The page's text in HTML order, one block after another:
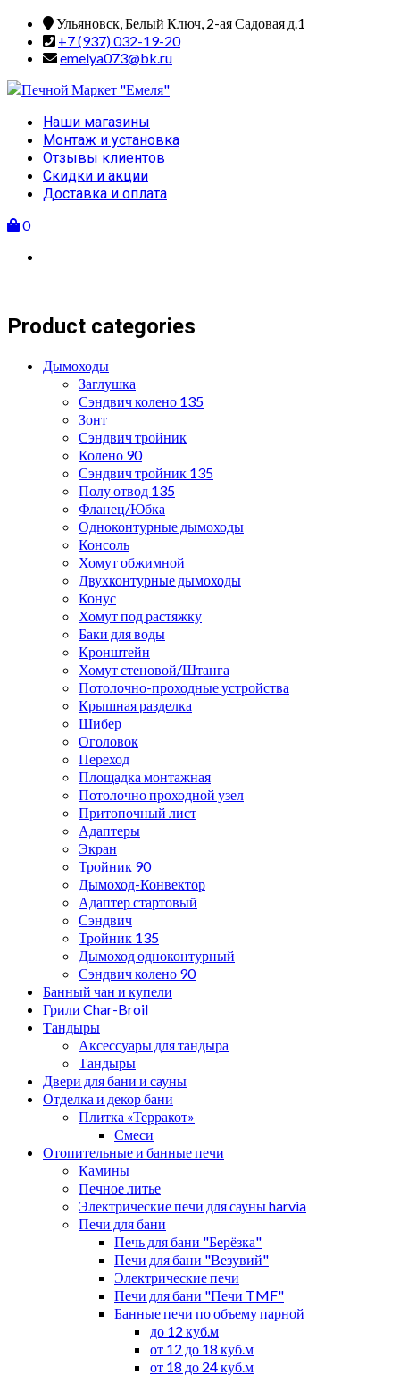
Skip
content
Ульяновск, Белый Ключ, 2-ая Садовая д.1
+7 (937) 032-19-20
emelya073@bk.ru
Primary
Menu
Наши магазины
Монтаж и установка
Отзывы клиентов
Скидки и акции
Доставка и оплата
0
Product categories
Дымоходы
Заглушка
Сэндвич колено 135
Зонт
Сэндвич тройник
Колено 90
Сэндвич тройник 135
Полу отвод 135
Фланец/Юбка
Одноконтурные дымоходы
Консоль
Хомут обжимной
Двухконтурные дымоходы
Конус
Хомут под растяжку
Баки для воды
Кронштейн
Хомут стеновой/Штанга
Потолочно-проходные устройства
Крышная разделка
Шибер
Оголовок
Переход
Площадка монтажная
Потолочно проходной узел
Притопочный лист
Адаптеры
Экран
Тройник 90
Дымоход-Конвектор
Адаптер стартовый
Сэндвич
Тройник 135
Дымоход одноконтурный
Сэндвич колено 90
Банный чан и купели
Грили Char-Broil
Тандыры
Аксессуары для тандыра
Тандыры
Двери для бани и сауны
Отделка и декор бани
Плитка «Терракот»
Смеси
Отопительные и банные печи
Камины
Печное литье
Электрические печи для сауны harvia
Печи для бани
Печь для бани "Берёзка"
Печи для бани "Везувий"
Электрические печи
Печи для бани "Печи TMF"
Банные печи по объему парной
до 12 куб.м
от 12 до 18 куб.м
от 18 до 24 куб.м